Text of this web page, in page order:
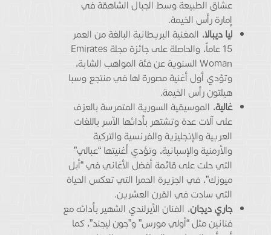
عشاق الطبيعة وسط الجبال الشاهقة في
إمارة رأس الخيمة.
ليا ديبالا، المغنية البريطانية البالغة من العمر
15 عاماً، والحاصلة على جائزة مجلة Emirates
Woman السنوية عن فئة المواهب الشابة،
وتؤدي أول أغنية مصورة لها في منتجع وسبا
هيلتون رأس الخيمة.
غالية، الموسيقية السورية المتمرسة بالعزف
على آلات عدة وتشتهر بأدائها الآسر باللغات
العربية والإنجليزية والفرنسية والتركية
والأرمنية والإسبانية، وتؤدي أغنيتها “عبالي”
التي حلت على قائمة أفضل الأغاني في “أبل
ميوزك”، في الجزيرة الحمرا التي تعكس الحياة
التي سادت في القرن العشرين.
جاري ديجان، الفنان الأيرلندي الشهير بأدائه مع
فنانين مثل “أولي مورس” و”جون ليجند”، كما